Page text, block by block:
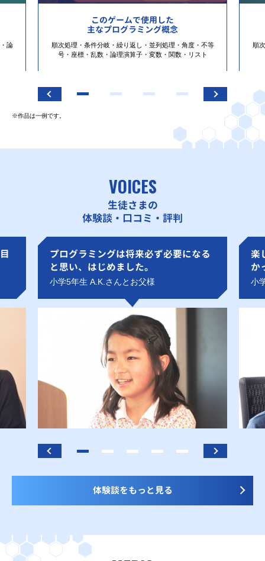
論
このゲームで使用した
主なプログラミング概念
順次処理・条件分岐・繰り返し・並列処理・角度・不等
号・座標・乱数・論理演算子・変数・関数・リスト
順
※作品は一例です。
VOICES
生徒さまの
体験談・口コミ・評判
プログラミングは将来必ず必要になる
と思い、はじめました。
小学5年生 A.K.さんとお父様
楽
か
小
体験談をもっと見る